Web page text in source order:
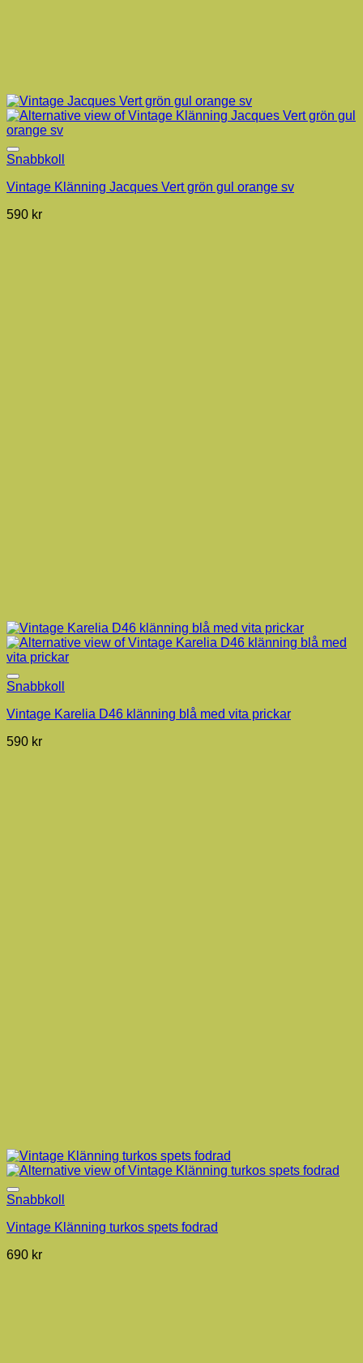
Snabbkoll
Vintage Klänning Jacques Vert grön gul orange sv
590 kr
Snabbkoll
Vintage Karelia D46 klänning blå med vita prickar
590 kr
Snabbkoll
Vintage Klänning turkos spets fodrad
690 kr